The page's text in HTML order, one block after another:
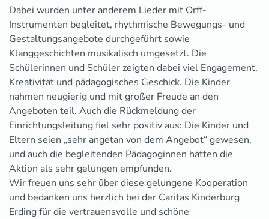
Dabei wurden unter anderem Lieder mit Orff-
Instrumenten begleitet, rhythmische Bewegungs- und
Gestaltungsangebote durchgeführt sowie
Klanggeschichten musikalisch umgesetzt. Die
Schülerinnen und Schüler zeigten dabei viel Engagement,
Kreativität und pädagogisches Geschick. Die Kinder
nahmen neugierig und mit großer Freude an den
Angeboten teil. Auch die Rückmeldung der
Einrichtungsleitung fiel sehr positiv aus: Die Kinder und
Eltern seien „sehr angetan von dem Angebot“ gewesen,
und auch die begleitenden Pädagoginnen hätten die
Aktion als sehr gelungen empfunden.
Wir freuen uns sehr über diese gelungene Kooperation
und bedanken uns herzlich bei der Caritas Kinderburg
Erding für die vertrauensvolle und schöne